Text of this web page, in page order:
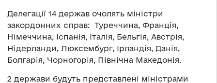
Делегації 14 держав очолять міністри
закордонних справ: Туреччина, Франція,
Німеччина, Іспанія, Італія, Бельгія, Австрія,
Нідерланди, Люксембург, Ірландія, Данія,
Болгарія, Чорногорія, Північна Македонія.
2 держави будуть представлені міністрами